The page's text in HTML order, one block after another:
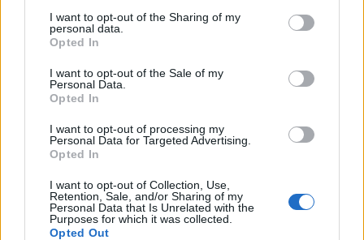
I want to opt-out of the Sharing of my
personal data.
Opted In
I want to opt-out of the Sale of my
Personal Data.
Opted In
I want to opt-out of processing my
Personal Data for Targeted Advertising.
Opted In
I want to opt-out of Collection, Use,
Retention, Sale, and/or Sharing of my
Personal Data that Is Unrelated with the
Purposes for which it was collected.
Opted Out
27 Φεβρουαρίου 2026
στο Ίλιον – Τι ανακοινώθηκε από...
27 Φεβρουαρίου 2026
Δύο χρόνια λειτουργίας της Κλινικής
Μεταμόσχευσης Ήπατος στο «Λαϊκό»
ΕΟΦ: Ανάκληση παρτίδων
αντιλιπιδαιμικού φαρμάκου